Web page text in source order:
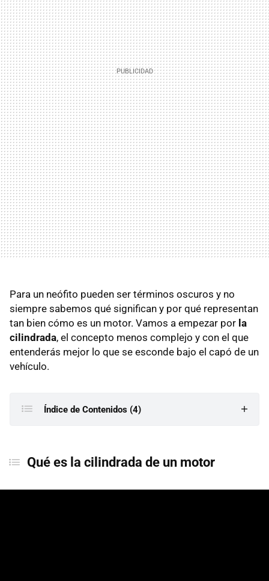
Para un neófito pueden ser términos oscuros y no
siempre sabemos qué significan y por qué representan
tan bien cómo es un motor. Vamos a empezar por la
cilindrada, el concepto menos complejo y con el que
entenderás mejor lo que se esconde bajo el capó de un
vehículo.
Índice de Contenidos (4)
Por qué es importante conocer la cilindrada de un
Qué es la cilindrada de un motor